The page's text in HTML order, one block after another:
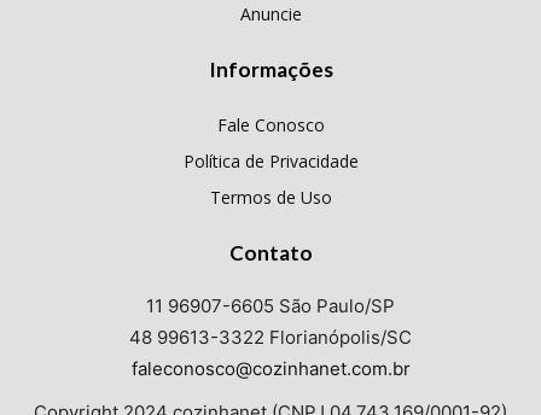
Anuncie
Informações
Fale Conosco
Política de Privacidade
Termos de Uso
Contato
11 96907-6605 São Paulo/SP
48 99613-3322 Florianópolis/SC
faleconosco@cozinhanet.com.br